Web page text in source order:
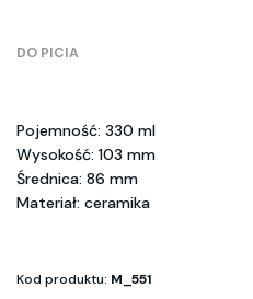
DO PICIA
Pojemność: 330 ml
Wysokość: 103 mm
Średnica: 86 mm
Materiał: ceramika
Kod produktu: M_551